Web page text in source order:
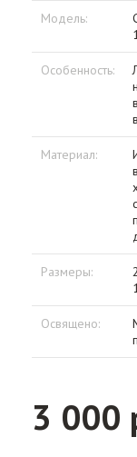
Модель:
Особенность:
Материал:
Размеры:
Освящено:
3 000